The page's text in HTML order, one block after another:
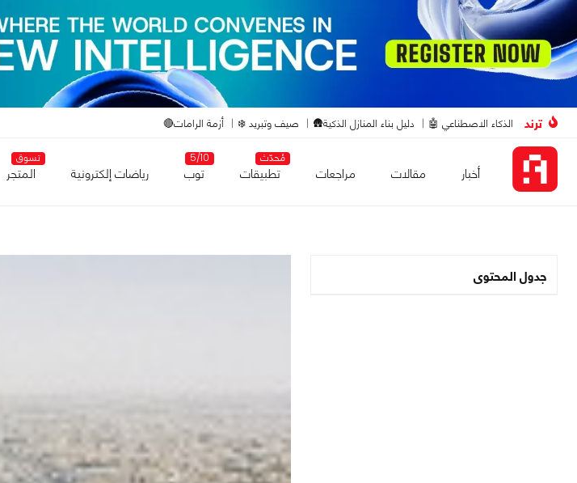
ترند الذكاء الاصطناعي 🤖 دليل بناء المنازل الذكية🛖 صيف وتبريد ❄️ أزمة الرامات🔴
أخبار مقالات مراجعات
مُحدّث
تطبيقات
5/10
توب رياضات إلكترونية
تسوق
المتجر
جدول المحتوى